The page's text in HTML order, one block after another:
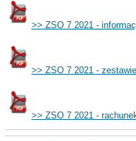
>> ZSO 7 2021 -
>> ZSO 7 2021 -
>> ZSO 7 2021 -